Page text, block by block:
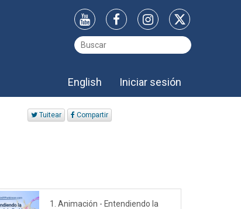
English Iniciar sesión
Tuitear Compartir
1. Animación - Entendiendo la